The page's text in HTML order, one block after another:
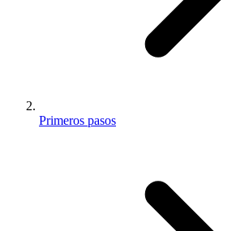
Primeros pasos